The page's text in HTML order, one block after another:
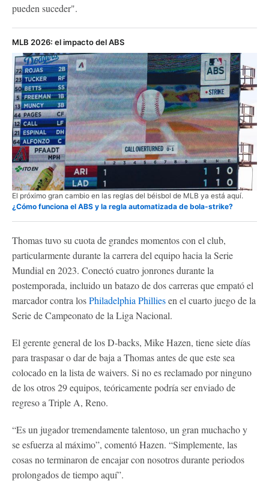
pueden suceder".
MLB 2026: el impacto del ABS
El próximo gran cambio en las reglas del béisbol de MLB ya está aquí.
¿Cómo funciona el ABS y la regla automatizada de bola-strike?
Thomas tuvo su cuota de grandes momentos con el club,
particularmente durante la carrera del equipo hacia la Serie
Mundial en 2023. Conectó cuatro jonrones durante la
postemporada, incluido un batazo de dos carreras que empató el
marcador contra losPhiladelphia Philliesen el cuarto juego de la
Serie de Campeonato de la Liga Nacional.
El gerente general de los D-backs, Mike Hazen, tiene siete días
para traspasar o dar de baja a Thomas antes de que este sea
colocado en la lista de waivers. Si no es reclamado por ninguno
de los otros 29 equipos, teóricamente podría ser enviado de
regreso a Triple A, Reno.
“Es un jugador tremendamente talentoso, un gran muchacho y
se esfuerza al máximo”, comentó Hazen. “Simplemente, las
cosas no terminaron de encajar con nosotros durante periodos
prolongados de tiempo aquí”.